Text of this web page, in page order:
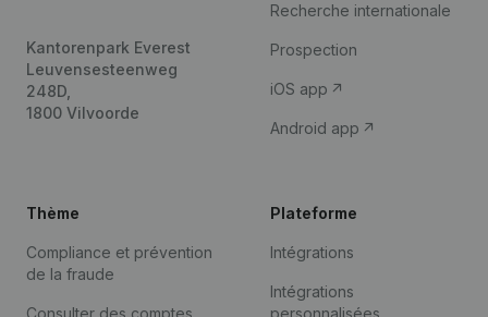
Kantorenpark Everest
Leuvensesteenweg
248D,
1800 Vilvoorde
Recherche internationale
Prospection
iOS app
Android app
Thème
Compliance et prévention
de la fraude
Consulter des comptes
Plateforme
Intégrations
Intégrations
personnalisées